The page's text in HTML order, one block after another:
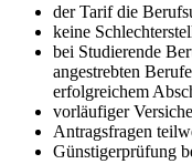
der Tarif die
keine
bei Studierende
angestrebten
erfolgreichem
vorläufiger
Antragsfragen
Günstigerprüfung